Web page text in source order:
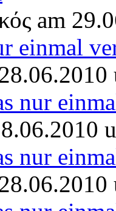
am
einmal
nur
nur